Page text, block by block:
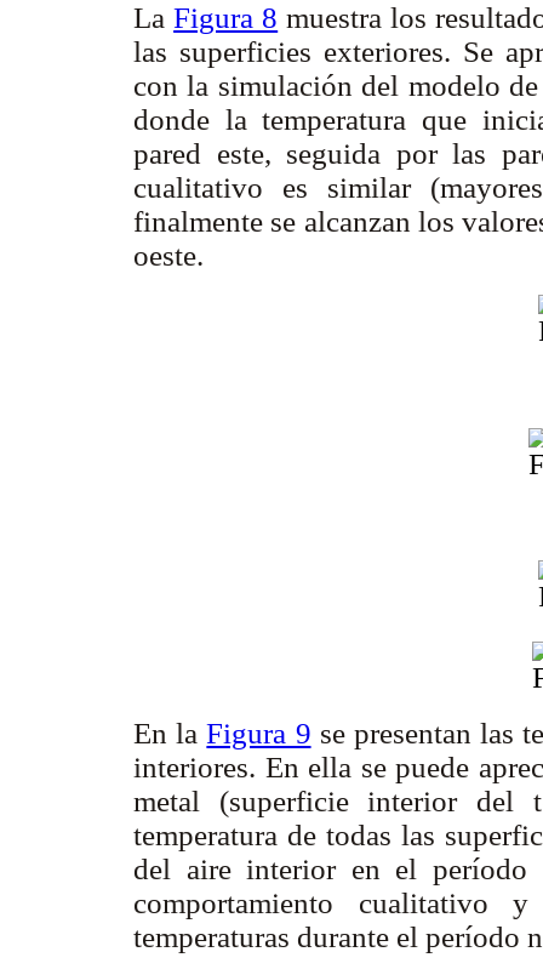
LaFigura 8 muestra los
las superficies exteriores. Se
con la simulación del modelo
donde la temperatura que
pared este, seguida por las
cualitativo es similar
finalmente se alcanzan los
oeste.
En laFigura 9 se presentan las
interiores. En ella se puede
metal (superficie interior
temperatura de todas las
del aire interior en el período
comportamiento cualitativo
temperaturas durante el período